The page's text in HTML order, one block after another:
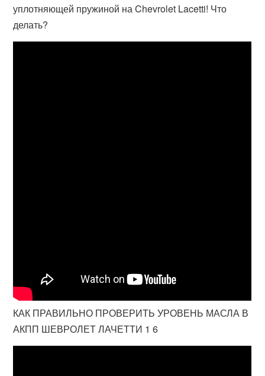
уплотняющей пружиной на Chevrolet Lacetti! Что
делать?
КАК ПРАВИЛЬНО ПРОВЕРИТЬ УРОВЕНЬ МАСЛА В
АКПП ШЕВРОЛЕТ ЛАЧЕТТИ 1 6